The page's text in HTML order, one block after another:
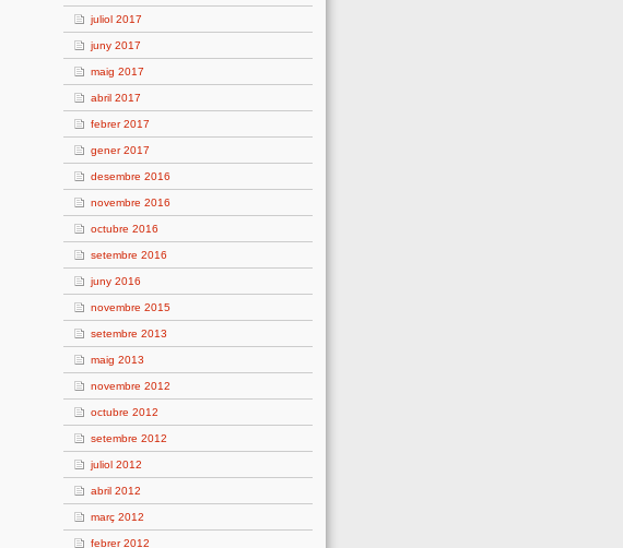
juliol 2017
juny 2017
maig 2017
abril 2017
febrer 2017
gener 2017
desembre 2016
novembre 2016
octubre 2016
setembre 2016
juny 2016
novembre 2015
setembre 2013
maig 2013
novembre 2012
octubre 2012
setembre 2012
juliol 2012
abril 2012
març 2012
febrer 2012